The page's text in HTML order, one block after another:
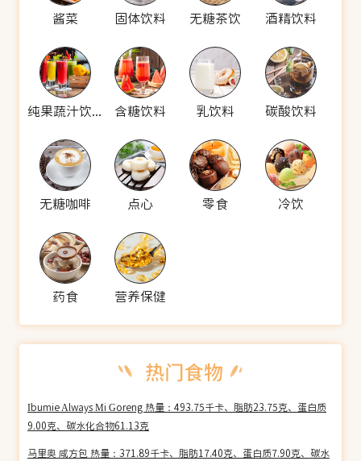
酱菜 固体饮料 无糖茶饮 酒精饮料
纯果蔬汁饮料 含糖饮料 乳饮料 碳酸饮料
无糖咖啡 点心 零食 冷饮
药食 营养保健
Ibumie Always Mi Goreng 热量：493.75千卡、脂肪23.75克、蛋白质
9.00克、碳水化合物61.13克
马里奥 咸方包 热量：371.89千卡、脂肪17.40克、蛋白质7.90克、碳水